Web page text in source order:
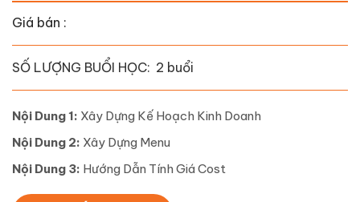
Giá bán :
SỐ LƯỢNG BUỔI HỌC: 2 buổi
Nội Dung 1: Xây Dựng Kế Hoạch Kinh Doanh
Nội Dung 2: Xây Dựng Menu
Nội Dung 3: Hướng Dẫn Tính Giá Cost